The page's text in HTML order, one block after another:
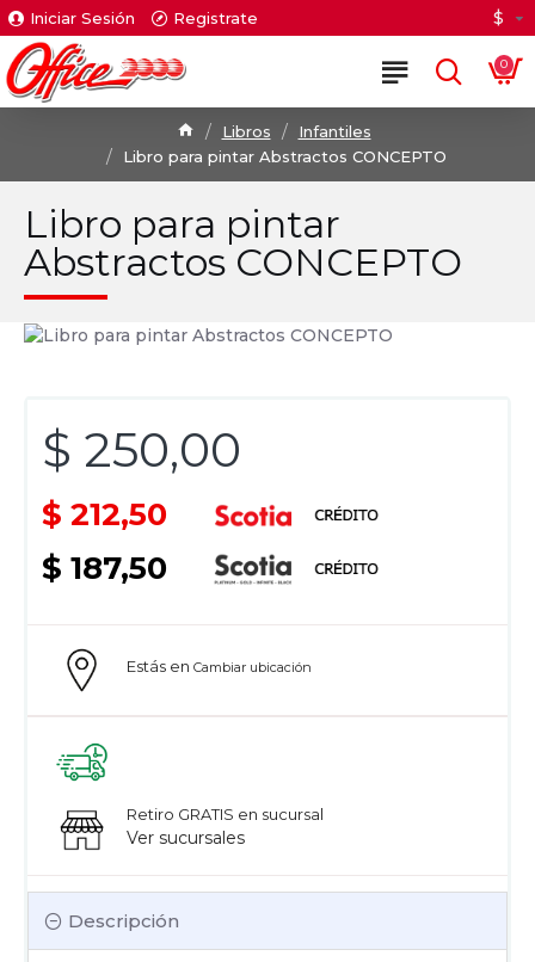
Iniciar Sesión Registrate $
0
Libros
Infantiles
Libro para pintar Abstractos CONCEPTO
Libro para pintar
Abstractos CONCEPTO
$ 250,00
$ 212,50
$ 187,50
Descripción
Estás en Cambiar ubicación
Retiro GRATIS en sucursal
Ver sucursales